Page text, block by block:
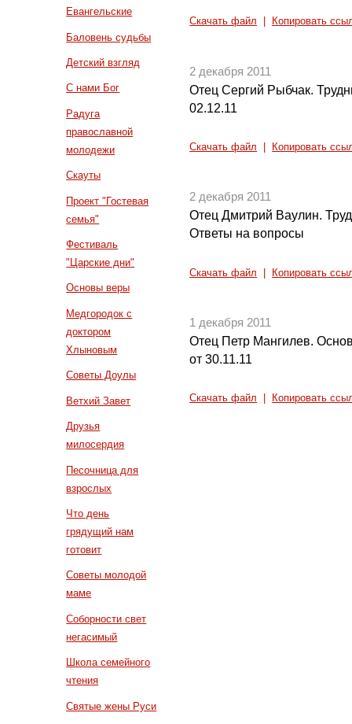
Евангельские
Баловень судьбы
Детский взгляд
С нами Бог
Радуга
православной
молодежи
Скауты
Проект "Гостевая
семья"
Фестиваль
"Царские дни"
Основы веры
Медгородок с
доктором
Хлыновым
Советы Доулы
Ветхий Завет
Друзья
милосердия
Песочница для
взрослых
Что день
грядущий нам
готовит
Советы молодой
маме
Соборности свет
негасимый
Школа семейного
чтения
Святые жены Руси
Скачать файл Копировать
2 декабря 2011
Отец Сергий Рыбчак.
02.12.11
Скачать файл Копировать
2 декабря 2011
Отец Дмитрий Ваулин.
Ответы на вопросы
Скачать файл Копировать
1 декабря 2011
Отец Петр Мангилев.
от 30.11.11
Скачать файл Копировать